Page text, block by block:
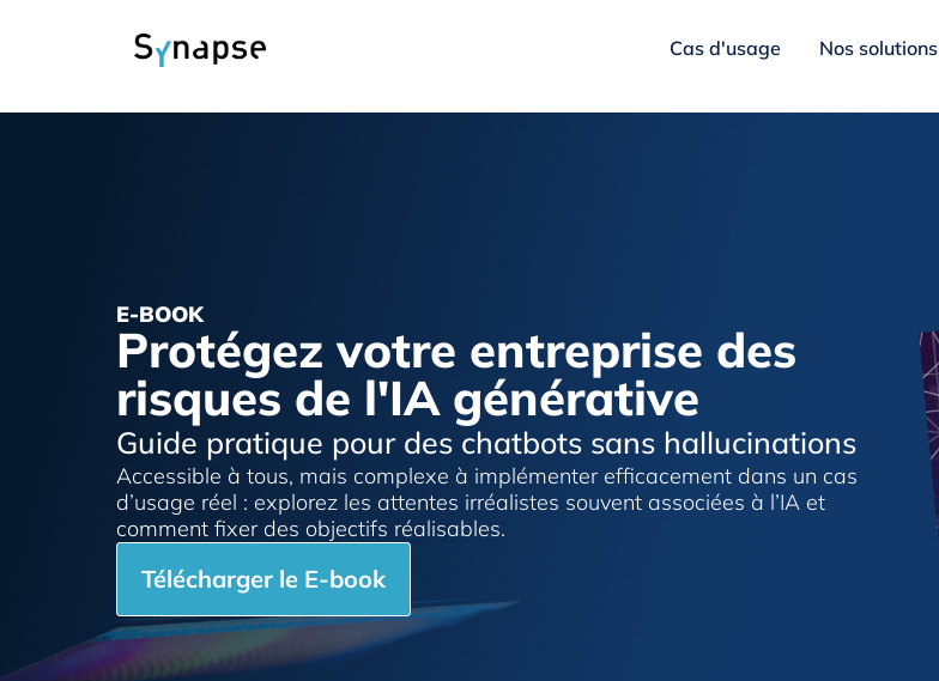
Cas d'usage Nos solutions
E-BOOK
Protégez votre entreprise des
risques de l'IA générative
Guide pratique pour des chatbots sans hallucinations
Accessible à tous, mais complexe à implémenter efficacement dans un cas
d’usage réel : explorez les attentes irréalistes souvent associées à l’IA et
comment fixer des objectifs réalisables.
Télécharger le E-book